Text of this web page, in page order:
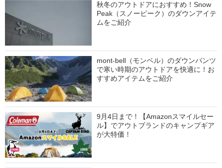
秋冬のアウトドアにおすすめ！Snow
Peak（スノーピーク）のダウンアイテ
ムをご紹介
mont-bell（モンベル）のダウンパンツ
で寒い時期のアウトドアを快適に！お
すすめアイテムをご紹介
9月4日まで！【Amazonスマイルセー
ル】でアウトブランドのキャンプギア
が大特価！